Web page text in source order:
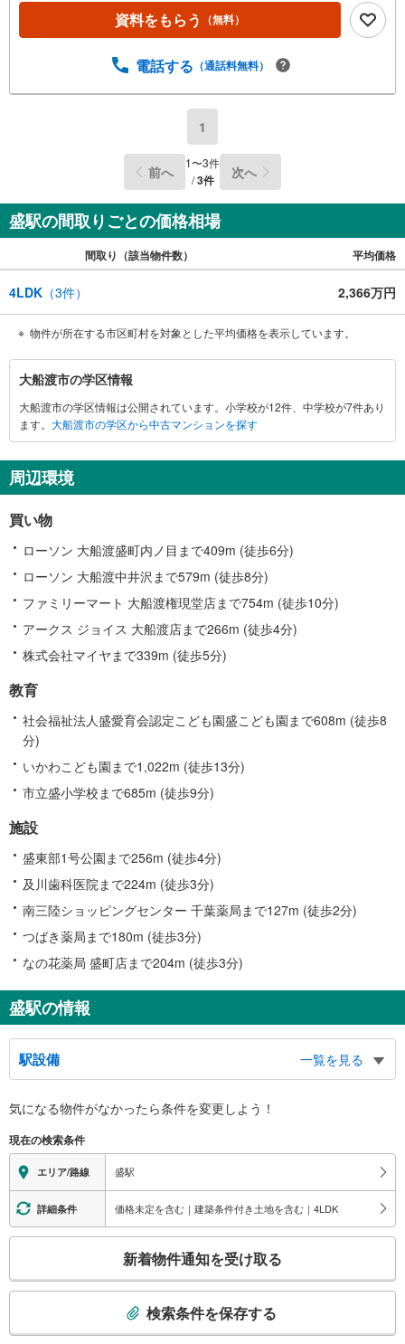
資料をもらう （無料）
電話する （通話料無料）
1
前へ 1〜3件
/3件 次へ
盛駅の間取りごとの価格相場
間取り（該当物件数） 平均価格
4LDK （3件） 2,366万円
物件が所在する市区町村を対象とした平均価格を表示しています。
大
船
渡
市
関
す
情
報
大船渡市の学区情報
大船渡市の学区情報は公開されています。小学校が12件、中学校が7件あり
ます。 大船渡市の学区から中古マンションを探す
周辺環境
買い物
ローソン 大船渡盛町内ノ目まで409m (徒歩6分)
ローソン 大船渡中井沢まで579m (徒歩8分)
ファミリーマート 大船渡権現堂店まで754m (徒歩10分)
アークス ジョイス 大船渡店まで266m (徒歩4分)
株式会社マイヤまで339m (徒歩5分)
教育
社会福祉法人盛愛育会認定こども園盛こども園まで608m (徒歩8
分)
いかわこども園まで1,022m (徒歩13分)
市立盛小学校まで685m (徒歩9分)
施設
盛東部1号公園まで256m (徒歩4分)
及川歯科医院まで224m (徒歩3分)
南三陸ショッピングセンター 千葉薬局まで127m (徒歩2分)
つばき薬局まで180m (徒歩3分)
なの花薬局 盛町店まで204m (徒歩3分)
盛駅の情報
駅設備
一覧を見る
※段差なしでの移動経路
【三陸鉄道】
地上⇔改札：○
改札⇔ホーム：×
気になる物件がなかったら条件を変更しよう！
現在の検索条件
エリア/路線 盛駅
詳細条件 価格未定を含む｜建築条件付き土地を含む｜4LDK
検
新着物件通知を受け取る
検索条件を保存する